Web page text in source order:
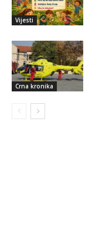
Vijesti
Crna kronika